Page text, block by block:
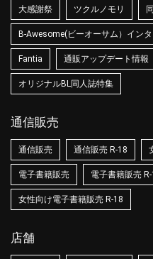
大感謝祭 ツクルノモリ
B-Awesome(ビーオーサム）イン
Fantia 通販アップデート情報
オリジナルBL同人誌特集
通信販売
通信販売 通信販売 R-18
電子書籍販売 電子書籍販売
女性向け電子書籍販売 R-18
店舗